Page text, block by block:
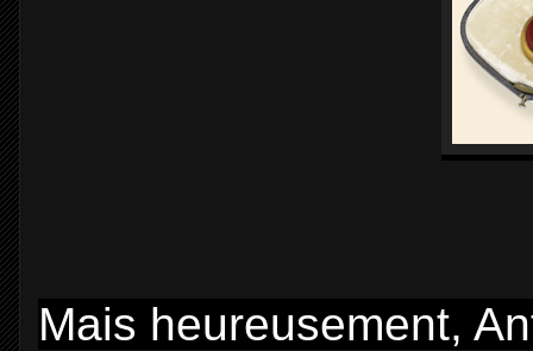
Mais heureusement,